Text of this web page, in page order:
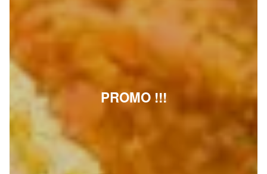
PROMO !!!